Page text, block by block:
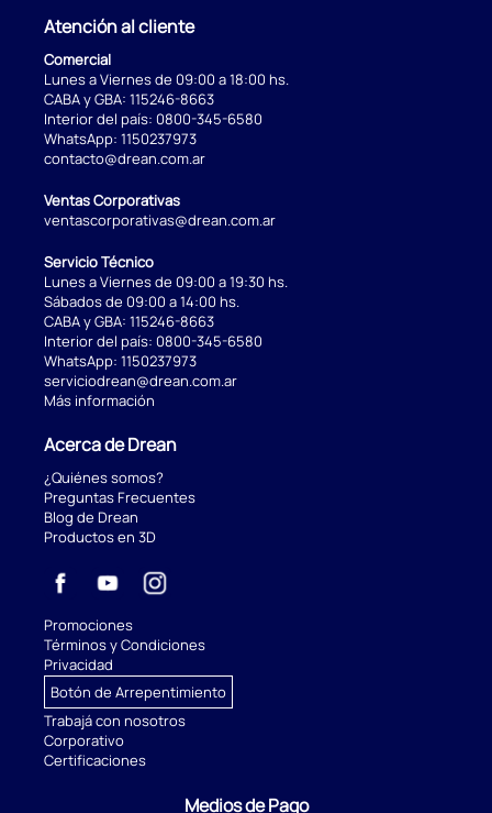
Atención al cliente
Comercial
Lunes a Viernes de 09:00 a 18:00 hs.
CABA y GBA: 115246-8663
Interior del país: 0800-345-6580
WhatsApp: 1150237973
contacto@drean.com.ar
Ventas Corporativas
ventascorporativas@drean.com.ar
Servicio Técnico
Lunes a Viernes de 09:00 a 19:30 hs.
Sábados de 09:00 a 14:00 hs.
CABA y GBA: 115246-8663
Interior del país: 0800-345-6580
WhatsApp: 1150237973
serviciodrean@drean.com.ar
Más información
Acerca de Drean
¿Quiénes somos?
Preguntas Frecuentes
Blog de Drean
Productos en 3D
Promociones
Términos y Condiciones
Privacidad
Botón de Arrepentimiento
Trabajá con nosotros
Corporativo
Certificaciones
Medios de Pago